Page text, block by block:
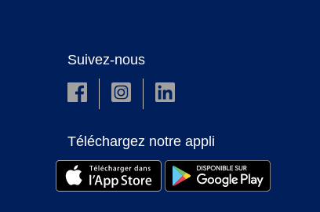
Suivez-nous
Téléchargez notre appli